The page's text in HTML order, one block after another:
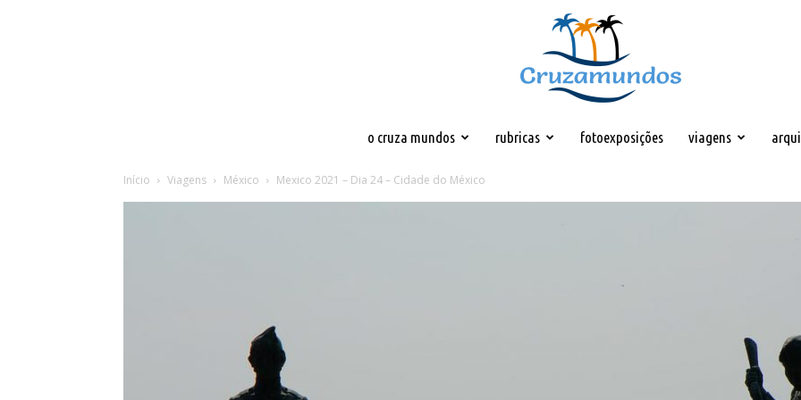
o cruza mundos rubricas fotoexposições viagens
Início Viagens México Mexico 2021 – Dia 24 – Cidade do México